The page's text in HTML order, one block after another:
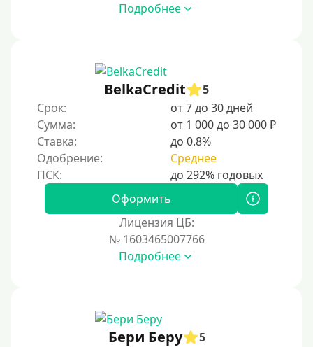
С 21 года
С 22 лет
С 23 лет
С 25 лет
Категории заемщиков
Несовершеннолетним
Подробнее
BelkaCredit
5
Срок:
от 7 до 30 дней
Сумма:
от 1 000 до 30 000 ₽
Ставка:
до 0.8%
Одобрение:
Среднее
Оформить
Лицензия ЦБ:
№ 1603465007766
Подробнее
Бери Беру
5